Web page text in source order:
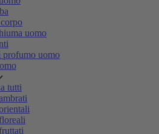
uomo
profumo uomo
tutti